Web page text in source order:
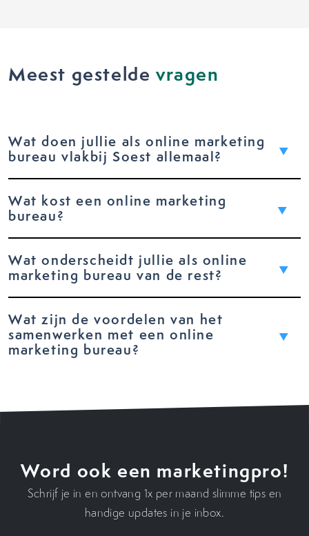
Meest gesteldevragen
Wat doen jullie als online marketing
bureau vlakbij Soest allemaal?
Wat kost een online marketing
bureau?
Wat onderscheidt jullie als online
marketing bureau van de rest?
Wat zijn de voordelen van het
samenwerken met een online
marketing bureau?
Word ook een marketingpro!
Schrijf je in en ontvang 1x per maand slimme tips en
handige updates in je inbox.